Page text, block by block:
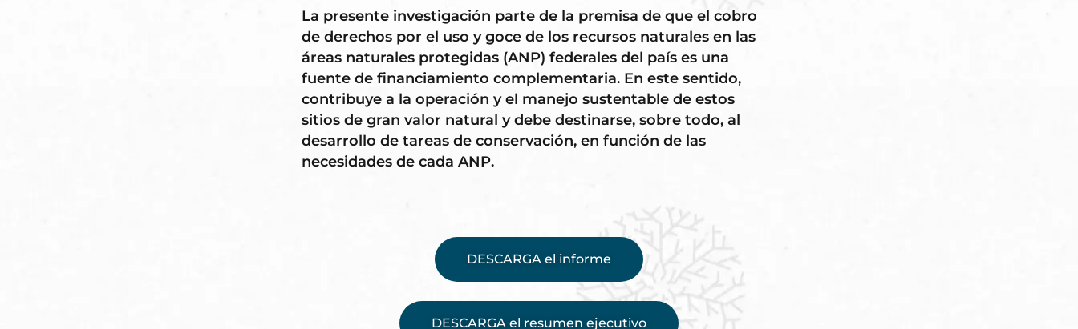
La presente investigación parte de la premisa de que el cobro
de derechos por el uso y goce de los recursos naturales en las
áreas naturales protegidas (ANP) federales del país es una
fuente de financiamiento complementaria. En este sentido,
contribuye a la operación y el manejo sustentable de estos
sitios de gran valor natural y debe destinarse, sobre todo, al
desarrollo de tareas de conservación, en función de las
necesidades de cada ANP.
DESCARGA el informe
DESCARGA el resumen ejecutivo